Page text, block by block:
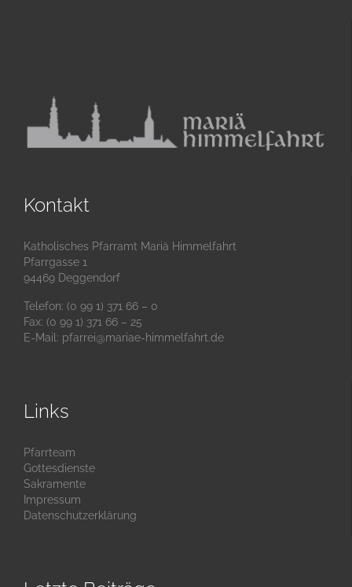
Kontakt
Katholisches Pfarramt Mariä Himmelfahrt
Pfarrgasse 1
94469 Deggendorf
Telefon: (0 99 1) 371 66 – 0
Fax: (0 99 1) 371 66 – 25
E-Mail: pfarrei@mariae-himmelfahrt.de
Links
Pfarrteam
Gottesdienste
Sakramente
Impressum
Datenschutzerklärung